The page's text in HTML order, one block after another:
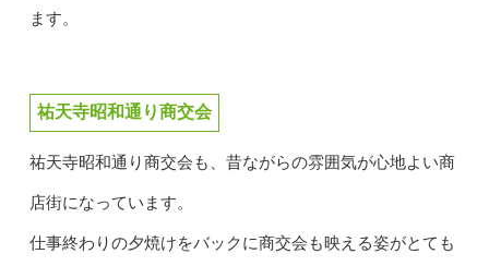
ます。
祐天寺昭和通り商交会
祐天寺昭和通り商交会も、昔ながらの雰囲気が心地よい商
店街になっています。
仕事終わりの夕焼けをバックに商交会も映える姿がとても